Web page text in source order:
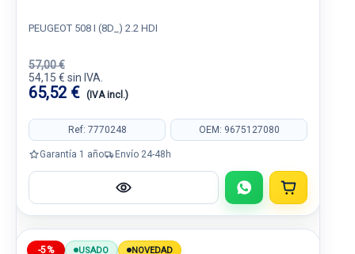
PEUGEOT 508 I (8D_) 2.2 HDI
57,00 €
54,15 € sin IVA.
65,52 € (IVA incl.)
Ref: 7770248 OEM: 9675127080
Garantía 1 año Envío 24-48h
-5% USADO NOVEDAD